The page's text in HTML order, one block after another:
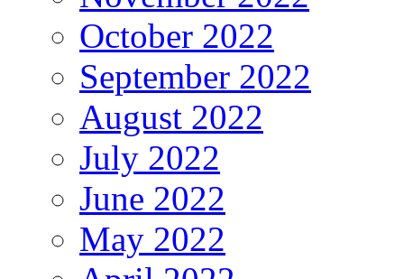
October 2022
September 2022
August 2022
July 2022
June 2022
May 2022